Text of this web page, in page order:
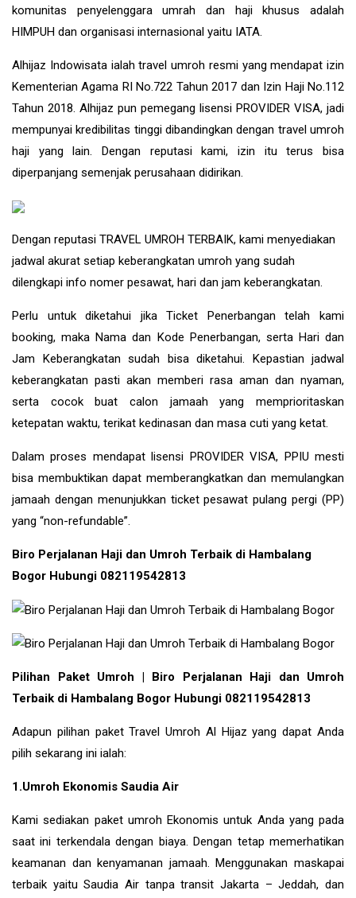
komunitas penyelenggara umrah dan haji khusus adalah
HIMPUH dan organisasi internasional yaitu IATA.
Alhijaz Indowisataialahtravel umroh resmi yang mendapat izin
Kementerian Agama RI No.722 Tahun 2017 dan Izin Haji No.112
Tahun 2018. Alhijaz pun pemegang lisensi PROVIDER VISA, jadi
mempunyai kredibilitas tinggi dibandingkan dengan travel umroh
haji yang lain. Dengan reputasi kami, izin itu terus bisa
diperpanjang semenjak perusahaan didirikan.
Dengan reputasi TRAVEL UMROH TERBAIK, kami menyediakan
jadwal akurat setiap keberangkatan umroh yang sudah
dilengkapi info nomer pesawat, hari dan jam keberangkatan.
Perlu untuk diketahui jika Ticket Penerbangan telah kami
booking, maka Nama dan Kode Penerbangan, serta Hari dan
Jam Keberangkatan sudah bisa diketahui. Kepastian jadwal
keberangkatan pasti akan memberi rasa aman dan nyaman,
serta cocok buat calon jamaah yang memprioritaskan
ketepatan waktu, terikat kedinasan dan masa cuti yang ketat.
Dalam proses mendapat lisensi PROVIDER VISA, PPIU mesti
bisa membuktikan dapat memberangkatkan dan memulangkan
jamaah dengan menunjukkan ticket pesawat pulang pergi (PP)
yang “non-refundable”.
Biro Perjalanan Haji dan Umroh Terbaik di Hambalang
Bogor Hubungi 082119542813
Pilihan Paket Umroh | Biro Perjalanan Haji dan Umroh
Terbaik di Hambalang Bogor Hubungi 082119542813
Adapun pilihan paket Travel Umroh Al Hijaz yang dapat Anda
pilih sekarang ini ialah:
1.Umroh Ekonomis Saudia Air
Kami sediakan paket umroh Ekonomis untuk Anda yang pada
saat ini terkendala dengan biaya. Dengan tetap memerhatikan
keamanan dan kenyamanan jamaah. Menggunakan maskapai
terbaik yaitu Saudia Air tanpa transit Jakarta – Jeddah, dan